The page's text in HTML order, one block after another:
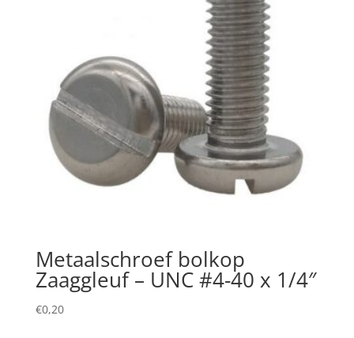
Metaalschroef bolkop
Zaaggleuf – UNC #4-40 x 1/4″
€0,20